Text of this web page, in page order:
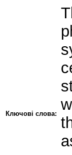
Ключові слова: